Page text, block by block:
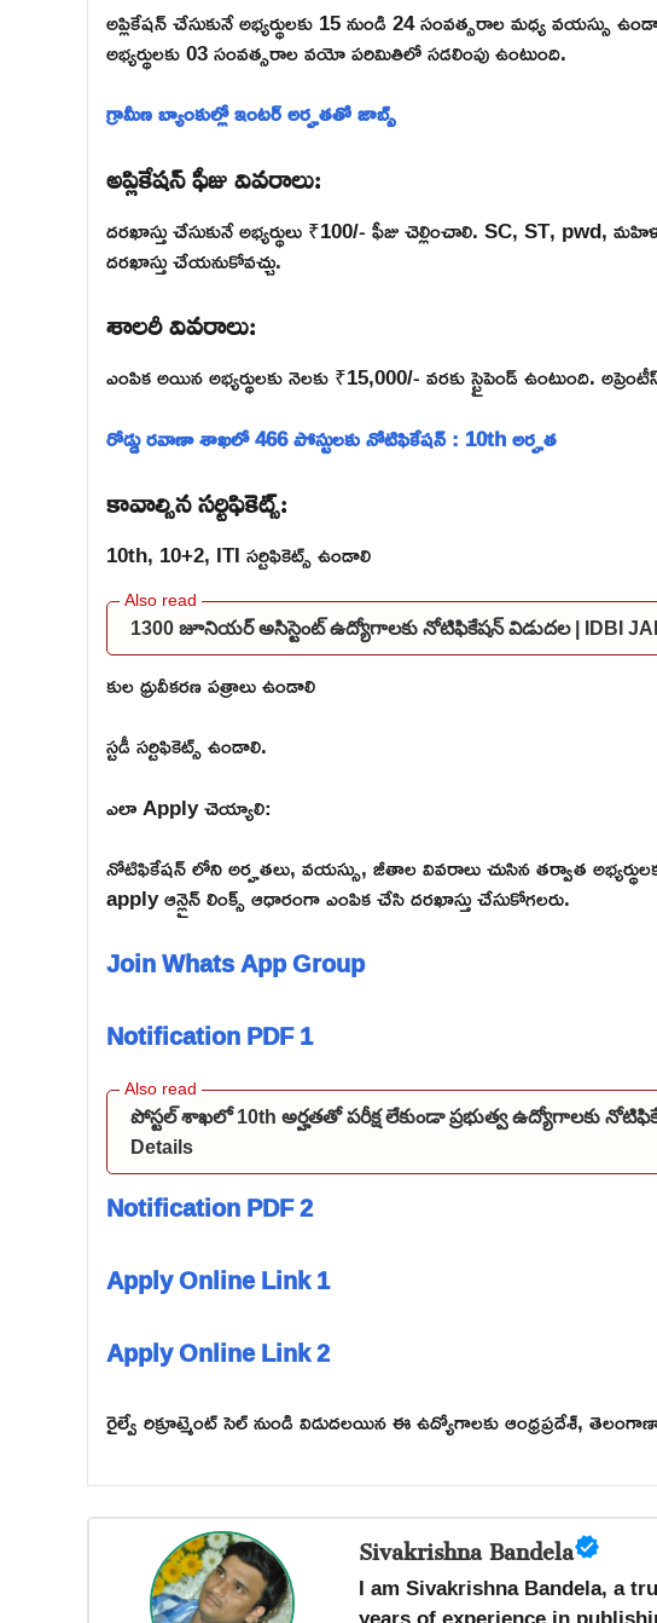
అప్లికేషన్ చేసుకునే అభ్యర్థులకు 15 నుండి 24 సంవత్సరాల మధ్య వయస్సు
అభ్యర్థులకు 03 సంవత్సరాల వయో పరిమితిలో సడలింపు ఉంటుంది.
గ్రామీణ బ్యాంకుల్లో ఇంటర్ అర్హతతో జాబ్స్
అప్లికేషన్ ఫీజు వివరాలు:
దరఖాస్తు చేసుకునే అభ్యర్థులు ₹100/- ఫీజు చెల్లించాలి. SC, ST, pwd,
దరఖాస్తు చేయనుకోవచ్చు.
శాలరీ వివరాలు:
ఎంపిక అయిన అభ్యర్థులకు నెలకు ₹15,000/- వరకు స్టైపెండ్ ఉంటుంది.
రోడ్డు రవాణా శాఖలో 466 పోస్టులకు నోటిఫికేషన్ : 10th అర్హత
కావాల్సిన సర్టిఫికెట్స్:
10th, 10+2, ITI సర్టిఫికెట్స్ ఉండాలి
1300 జూనియర్ అసిస్టెంట్ ఉద్యోగాలకు నోటిఫికేషన్ విడుదల | IDBI
కుల ధ్రువీకరణ పత్రాలు ఉండాలి
స్టడీ సర్టిఫికెట్స్ ఉండాలి.
ఎలా Apply చెయ్యాలి:
నోటిఫికేషన్ లోని అర్హతలు, వయస్సు, జీతాల వివరాలు చుసిన తర్వాత
apply ఆన్లైన్ లింక్స్ ఆధారంగా ఎంపిక చేసి దరఖాస్తు చేసుకోగలరు.
Join Whats App Group
Notification PDF 1
పోస్టల్ శాఖలో 10th అర్హతతో పరీక్ష లేకుండా ప్రభుత్వ ఉద్యోగాలకు
Details
Notification PDF 2
Apply Online Link 1
Apply Online Link 2
రైల్వే రిక్రూట్మెంట్ సెల్ నుండి విడుదలయిన ఈ ఉద్యోగాలకు ఆంధ్రప్రదేశ్,
Sivakrishna Bandela
I am Sivakrishna Bandela, a